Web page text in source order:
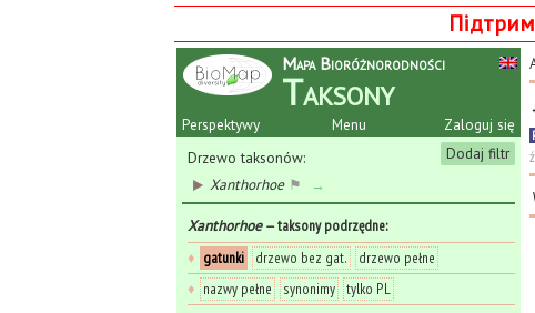
Mapa Bioróżnorodności
Taksony
Perspektywy Zaloguj się
Menu
Dodaj filtr
Drzewo taksonów:
Xanthorhoe⚑ →
Xanthorhoe— taksony podrzędne:
♦ gatunki drzewo bez gat.
drzewo pełne
♦ nazwy pełne synonimy tylko PL